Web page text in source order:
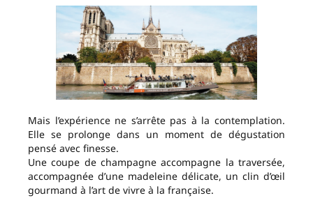
Mais l’expérience ne s’arrête pas à la contemplation.
Elle se prolonge dans un moment de dégustation
pensé avec finesse.
Une coupe de champagne accompagne la traversée,
accompagnée d’une madeleine délicate, un clin d’œil
gourmand à l’art de vivre à la française.